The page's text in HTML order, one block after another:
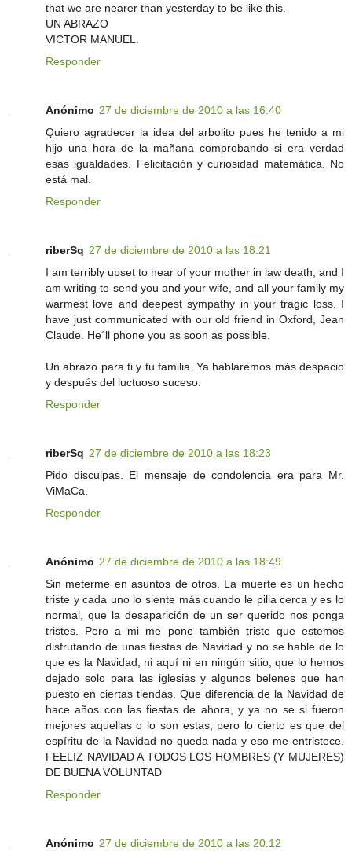
that we are nearer than yesterday to be like this.
UN ABRAZO
VICTOR MANUEL.
Responder
Anónimo 27 de diciembre de 2010 a las 16:40
Quiero agradecer la idea del arbolito pues he tenido a mi
hijo una hora de la mañana comprobando si era verdad
esas igualdades. Felicitación y curiosidad matemática. No
está mal.
Responder
riberSq 27 de diciembre de 2010 a las 18:21
I am terribly upset to hear of your mother in law death, and I
am writing to send you and your wife, and all your family my
warmest love and deepest sympathy in your tragic loss. I
have just communicated with our old friend in Oxford, Jean
Claude. He´ll phone you as soon as possible.
Un abrazo para ti y tu familia. Ya hablaremos más despacio
y después del luctuoso suceso.
Responder
riberSq 27 de diciembre de 2010 a las 18:23
Pido disculpas. El mensaje de condolencia era para Mr.
ViMaCa.
Responder
Anónimo 27 de diciembre de 2010 a las 18:49
Sin meterme en asuntos de otros. La muerte es un hecho
triste y cada uno lo siente más cuando le pilla cerca y es lo
normal, que la desaparición de un ser querido nos ponga
tristes. Pero a mi me pone también triste que estemos
disfrutando de unas fiestas de Navidad y no se hable de lo
que es la Navidad, ni aquí ni en ningún sitio, que lo hemos
dejado solo para las iglesias y algunos belenes que han
puesto en ciertas tiendas. Que diferencia de la Navidad de
hace años con las fiestas de ahora, y ya no se si fueron
mejores aquellas o lo son estas, pero lo cierto es que del
espíritu de la Navidad no queda nada y eso me entristece.
FEELIZ NAVIDAD A TODOS LOS HOMBRES (Y MUJERES)
DE BUENA VOLUNTAD
Responder
Anónimo 27 de diciembre de 2010 a las 20:12